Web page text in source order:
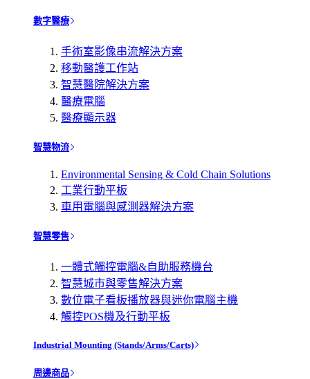
數字醫療
手術室影像串流解決方案
移動醫護工作站
智慧醫院解決方案
醫療電腦
醫療顯示器
智慧物流
Environmental Sensing & Cold Chain Solutions
工業行動平板
車用電腦與感測器解決方案
智慧零售
一體式觸控電腦&自助服務機台
智慧城市與零售解決方案
數位電子看板播放器與迷你電腦主機
觸控POS機及行動平板
Industrial Mounting (Stands/Arms/Carts)
周邊商品